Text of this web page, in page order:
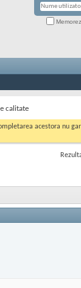
calitate
acestora nu